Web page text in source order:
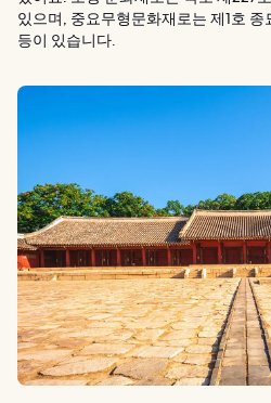
있으며, 중요무형문화재로는 제1호
등이 있습니다.